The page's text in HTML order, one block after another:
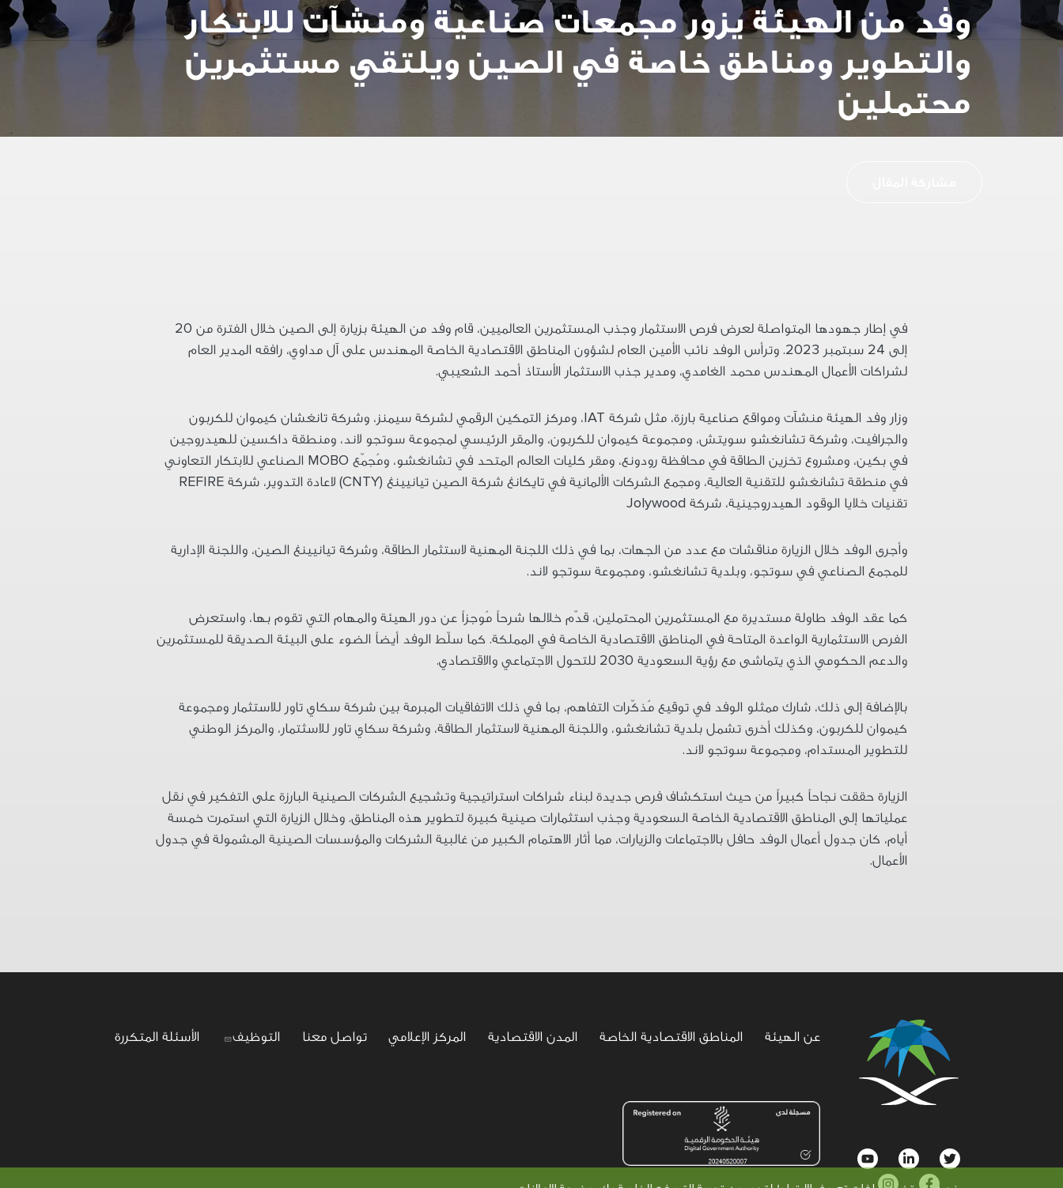
وفد من الهيئة يزور مجمعات صناعية ومنشآت للابتكار
والتطوير ومناطق خاصة في الصين ويلتقي مستثمرين
محتملين
في إطار جهودها المتواصلة لعرض فرص الاستثمار وجذب المستثمرين العالميين، قام وفد من الهيئة بزيارة إلى الصين خلال الفترة من 20
إلى 24 سبتمبر 2023. وترأس الوفد نائب الأمين العام لشؤون المناطق الاقتصادية الخاصة المهندس على آل مداوي، رافقه المدير العام
لشراكات الأعمال المهندس محمد الغامدي، ومدير جذب الاستثمار الأستاذ أحمد الشعيبي.
وزار وفد الهيئة منشآت ومواقع صناعية بارزة، مثل شركة IAT، ومركز التمكين الرقمي لشركة سيمنز، وشركة تانغشان كيموان للكربون
والجرافيت، وشركة تشانغشو سويتش، ومجموعة كيموان للكربون، والمقر الرئيسي لمجموعة سوتجو لاند، ومنطقة داكسين للهيدروجين
في بكين، ومشروع تخزين الطاقة في محافظة رودونع، ومقر كليات العالم المتحد في تشانغشو، ومُجمّع MOBO الصناعي للابتكار التعاوني
في منطقة تشانغشو للتقنية العالية، ومجمع الشركات الألمانية في تايكانغ شركة الصين تيانيينغ (
CNTY
) لاعادة التدوير، شركة REFIRE
تقنيات خلايا الوقود الهيدروجينية، شركة Jolywood
وأجرى الوفد خلال الزيارة مناقشات مع عدد من الجهات، بما في ذلك اللجنة المهنية لاستثمار الطاقة، وشركة تيانيينغ الصين، واللجنة الإدارية
للمجمع الصناعي في سوتجو، وبلدية تشانغشو، ومجموعة سوتجو لاند.
كما عقد الوفد طاولة مستديرة مع المستثمرين المحتملين، قدّم خلالها شرحاً مُوجزاً عن دور الهيئة والمهام التي تقوم بها، واستعرض
الفرص الاستثمارية الواعدة المتاحة في المناطق الاقتصادية الخاصة في المملكة. كما سلّط الوفد أيضاً الضوء على البيئة الصديقة للمستثمرين
والدعم الحكومي الذي يتماشى مع رؤية السعودية 2030 للتحول الاجتماعي والاقتصادي.
بالإضافة إلى ذلك، شارك ممثلو الوفد في توقيع مُذكّرات التفاهم، بما في ذلك الاتفاقيات المبرمة بين شركة سكاي تاور للاستثمار ومجموعة
كيموان للكربون، وكذلك أخرى تشمل بلدية تشانغشو، واللجنة المهنية لاستثمار الطاقة، وشركة سكاي تاور للاسثتمار، والمركز الوطني
للتطوير المستدام، ومجموعة سوتجو لاند.
الزيارة حققت نجاحاً كبيراً من حيث استكشاف فرص جديدة لبناء شراكات استراتيجية وتشجيع الشركات الصينية البارزة على التفكير في نقل
عملياتها إلى المناطق الاقتصادية الخاصة السعودية وجذب استثمارات صينية كبيرة لتطوير هذه المناطق. وخلال الزيارة التي استمرت خمسة
أيام، كان جدول أعمال الوفد حافل بالاجتماعات والزيارات، مما أثار الاهتمام الكبير من غالبية الشركات والمؤسسات الصينية المشمولة في جدول
الأعمال.
social
عن الهيئة المناطق الاقتصادية الخاصة المدن الاقتصادية المركز الإعلامي تواصل معنا التوظيف الأسئلة المتكررة